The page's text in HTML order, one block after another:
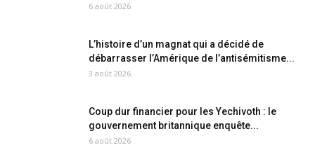
6 août 2026
L’histoire d’un magnat qui a décidé de
débarrasser l’Amérique de l’antisémitisme...
3 août 2026
Coup dur financier pour les Yechivoth : le
gouvernement britannique enquête...
6 août 2026